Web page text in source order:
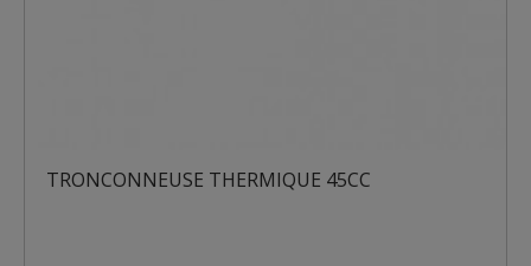
TRONCONNEUSE THERMIQUE 45CC